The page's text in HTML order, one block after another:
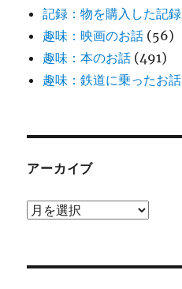
記録：物を購入した記録
趣味：映画のお話 (56)
趣味：本のお話 (491)
趣味：鉄道に乗ったお話
アーカイブ
ア